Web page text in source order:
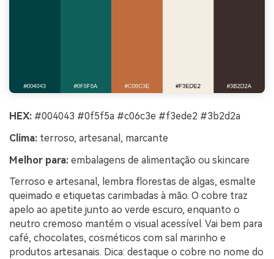
HEX: #004043 #0f5f5a #c06c3e #f3ede2 #3b2d2a
Clima: terroso, artesanal, marcante
Melhor para: embalagens de alimentação ou skincare
Terroso e artesanal, lembra florestas de algas, esmalte
queimado e etiquetas carimbadas à mão. O cobre traz
apelo ao apetite junto ao verde escuro, enquanto o
neutro cremoso mantém o visual acessível. Vai bem para
café, chocolates, cosméticos com sal marinho e
produtos artesanais. Dica: destaque o cobre no nome do